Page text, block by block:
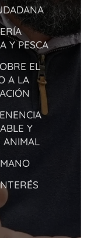
Y PESCA
EL
A LA
Y
ANIMAL